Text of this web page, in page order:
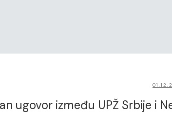
ugovor između UPŽ Srbije i